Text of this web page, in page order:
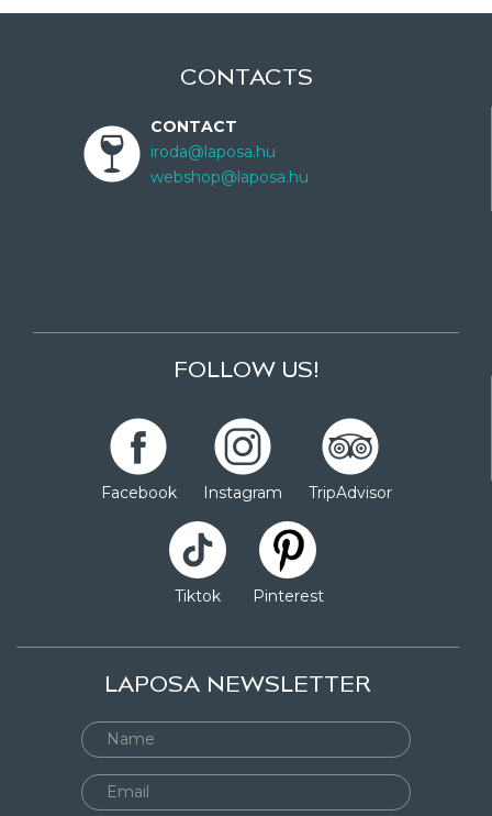
CONTACTS
CONTACT
iroda@laposa.hu
webshop@laposa.hu
FOLLOW US!
Facebook Instagram TripAdvisor
Tiktok Pinterest
LAPOSA NEWSLETTER